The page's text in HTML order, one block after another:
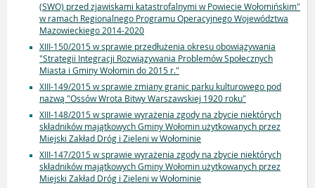
(SWO) przed zjawiskami katastrofalnymi w Powiecie Wołomińskim"
w ramach Regionalnego Programu Operacyjnego Województwa
Mazowieckiego 2014-2020
XIII-150/2015 w sprawie przedłużenia okresu obowiązywania
"Strategii Integracji Rozwiązywania Problemów Społecznych
Miasta i Gminy Wołomin do 2015 r."
XIII-149/2015 w sprawie zmiany granic parku kulturowego pod
nazwą "Ossów Wrota Bitwy Warszawskiej 1920 roku"
XIII-148/2015 w sprawie wyrażenia zgody na zbycie niektórych
składników majątkowych Gminy Wołomin użytkowanych przez
Miejski Zakład Dróg i Zieleni w Wołominie
XIII-147/2015 w sprawie wyrażenia zgody na zbycie niektórych
składników majątkowych Gminy Wołomin użytkowanych przez
Miejski Zakład Dróg i Zieleni w Wołominie